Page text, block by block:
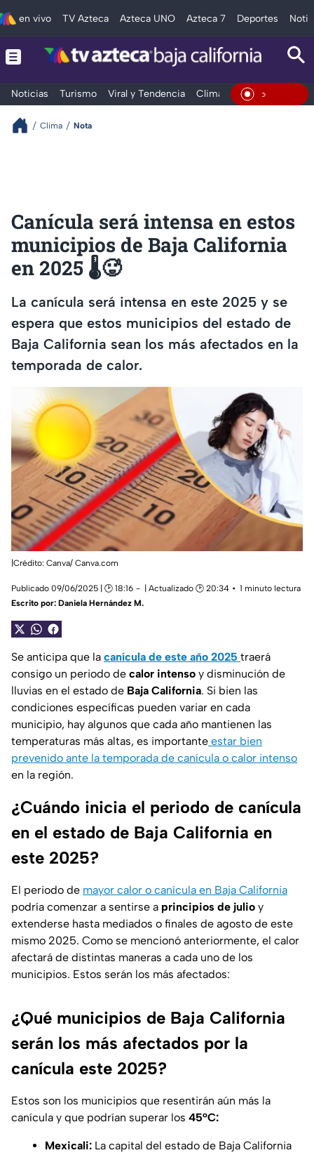
en vivo TV Azteca Azteca UNO Azteca 7 Deportes
Noticias Turismo Viral y Tendencia Clima Deportes En Vivo
Clima Nota
Canícula será intensa en estos
municipios de Baja California
en 2025 🌡️🥵
La canícula será intensa en este 2025 y se
espera que estos municipios del estado de
Baja California sean los más afectados en la
temporada de calor.
|Crédito: Canva/ Canva.com
Publicado 09/06/2025 | 🕑 18:16 | Actualizado 🕑 20:34
1 minuto lectura
Escrito por: Daniela Hernández M.
Se anticipa que la canícula de este año 2025 traerá
consigo un periodo de calor intenso y disminución de
lluvias en el estado de Baja California. Si bien las
condiciones específicas pueden variar en cada
municipio, hay algunos que cada año mantienen las
temperaturas más altas, es importante estar bien
prevenido ante la temporada de canícula o calor intenso
en la región.
¿Cuándo inicia el periodo de canícula
en el estado de Baja California en
este 2025?
El periodo de mayor calor o canícula en Baja California
podría comenzar a sentirse a principios de julio y
extenderse hasta mediados o finales de agosto de este
mismo 2025. Como se mencionó anteriormente, el calor
afectará de distintas maneras a cada uno de los
municipios. Estos serán los más afectados:
¿Qué municipios de Baja California
serán los más afectados por la
canícula este 2025?
Estos son los municipios que resentirán aún más la
canícula y que podrían superar los 45°C:
Mexicali: La capital del estado de Baja California